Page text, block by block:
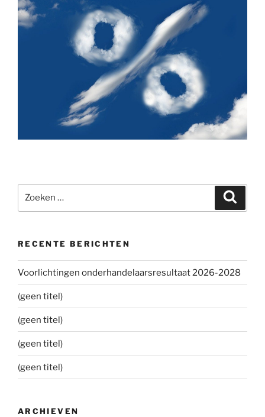
Zoeken
RECENTE BERICHTEN
Voorlichtingen onderhandelaarsresultaat 2026-2028
(geen titel)
(geen titel)
(geen titel)
(geen titel)
ARCHIEVEN